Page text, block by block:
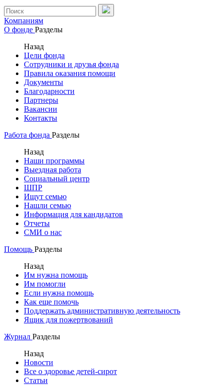
Компаниям
О фонде Разделы
Назад
Цели фонда
Сотрудники и друзья фонда
Правила оказания помощи
Документы
Благодарности
Партнеры
Вакансии
Контакты
Работа фонда Разделы
Назад
Наши программы
Выездная работа
Социальный центр
ШПР
Ищут семью
Нашли семью
Информация для кандидатов
Отчеты
СМИ о нас
Помощь Разделы
Назад
Им нужна помощь
Им помогли
Если нужна помощь
Как еще помочь
Поддержать административную деятельность
Ящик для пожертвований
Журнал Разделы
Назад
Новости
Все о здоровье детей-сирот
Статьи